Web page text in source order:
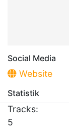
Social Media
Website
Statistik
Tracks:
5